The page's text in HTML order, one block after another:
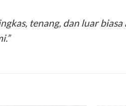
tenang, dan luar